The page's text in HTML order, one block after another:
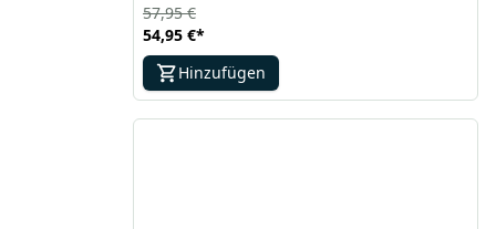
54,95 €*
57,95 €
Hinzufügen